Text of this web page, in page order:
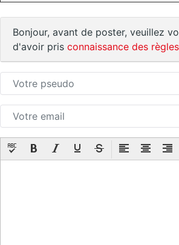
Bonjour, avant de poster, veuillez
d'avoir pris connaissance des règles